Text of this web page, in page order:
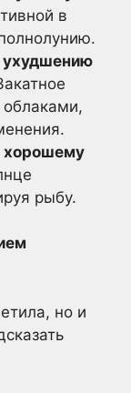
в
ухудшению
хорошему
рыбу.
но и